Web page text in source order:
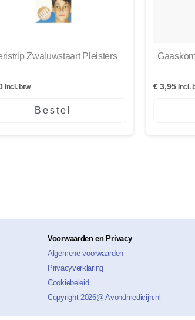
Zwaluwstaart Pleisters
Incl. btw
Bestel
€3,95 Incl.
Voorwaarden en Privacy
Algemene voorwaarden
Privacyverklaring
Cookiebeleid
Copyright 2026@ Avondmedicijn.nl